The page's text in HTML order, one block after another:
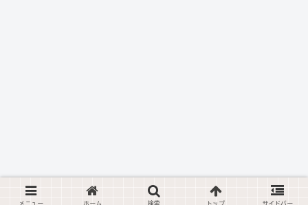
メニュー ホーム 検索 トップ サイドバー